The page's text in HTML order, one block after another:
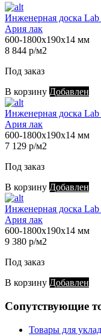
Инженерная доска
Ария лак
600-1800х190х14 мм
8 844 р/м2
Под заказ
В корзину Добавлен
Инженерная доска
Ария лак
600-1800х190х14 мм
7 129 р/м2
Под заказ
В корзину Добавлен
Инженерная доска
Ария лак
600-1800х190х14 мм
9 380 р/м2
Под заказ
В корзину Добавлен
Сопутствующие
Товары для